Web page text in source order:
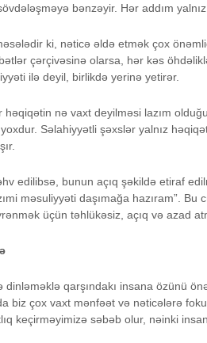
bənzəyir. Hər addım
ki, nəticə əldə etmək çox
çərçivəsinə olarsa, hər kəs
ilə deyil, birlikdə yerinə yetirər.
həqiqətin nə vaxt deyilməsi lazım
Səlahiyyətli şəxslər yalnız
edilibsə, bunun açıq şəkildə etiraf
məsuliyyəti daşımağa hazıram”.
üçün təhlükəsiz, açıq və azad
dinləməklə qarşındakı insana özünü
biz çox vaxt mənfəət və nəticələrə
keçirməyimizə səbəb olur, nəinki